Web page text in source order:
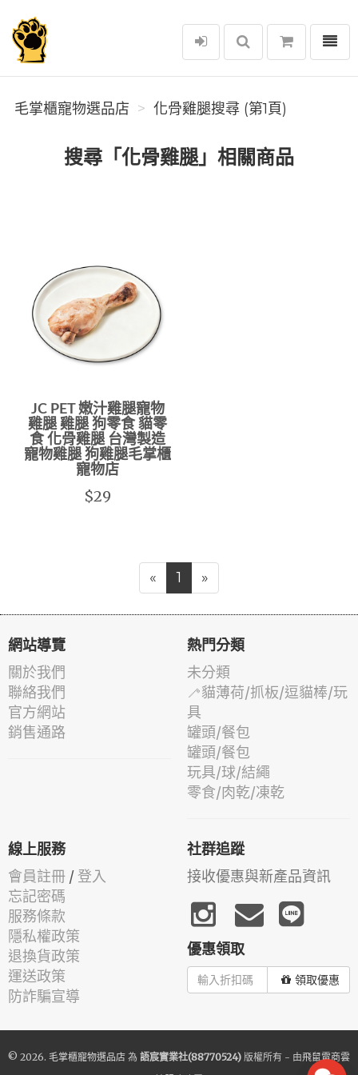
毛掌櫃寵物選品店
選單
毛掌櫃寵物選品店 化骨雞腿搜尋 (第1頁)
搜尋「化骨雞腿」相關商品
JC PET 嫩汁雞腿寵物
雞腿 雞腿 狗零食 貓零
食 化骨雞腿 台灣製造
寵物雞腿 狗雞腿毛掌櫃
寵物店
$29
« 1 »
網站導覽
關於我們
聯絡我們
官方網站
銷售通路
熱門分類
未分類
🦯貓薄荷/抓板/逗貓棒/玩
具
罐頭/餐包
罐頭/餐包
玩具/球/結繩
零食/肉乾/凍乾
線上服務
會員註冊 / 登入
忘記密碼
服務條款
隱私權政策
退換貨政策
運送政策
防詐騙宣導
社群追蹤
接收優惠與新產品資訊
優惠領取
領取優惠
© 2026. 毛掌櫃寵物選品店 為 語宸實業社(88770524) 版權所有 - 由飛鼠電商雲